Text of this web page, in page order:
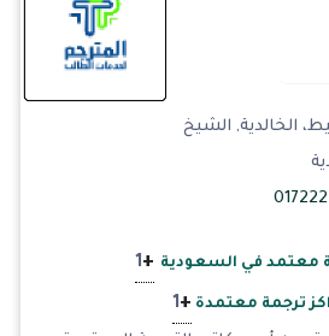
الخالدية, الشيخ
معتمد في السعودية +
1
ترجمة معتمدة +
1